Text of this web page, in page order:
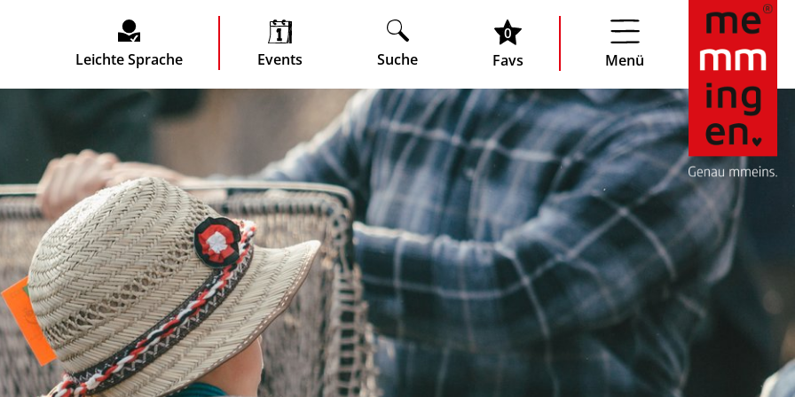
Menü
Leichte Sprache Events Suche
0
Favs